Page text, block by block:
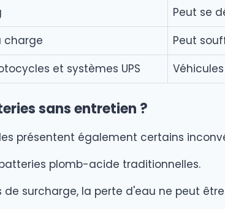
Peut se
charge
Peut
et systèmes UPS
sans entretien ?
présentent également certains
plomb-acide traditionnelles.
surcharge, la perte d'eau ne peut